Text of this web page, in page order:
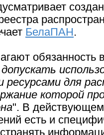
БелаПАН.
обязанность
для
которой
". В
есть и